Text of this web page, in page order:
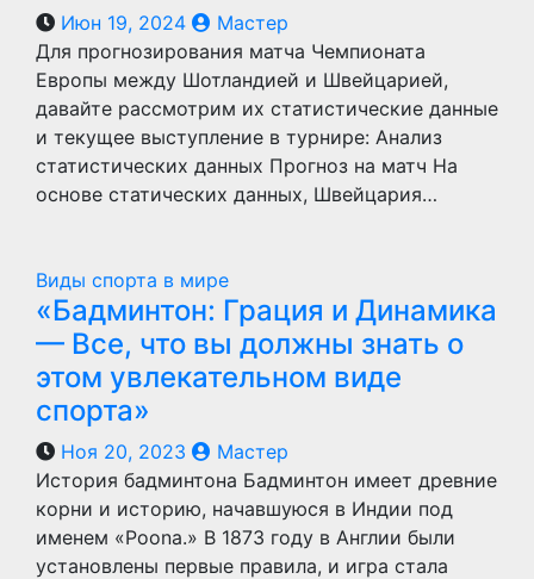
Июн 19, 2024
Мастер
Для прогнозирования матча Чемпионата
Европы между Шотландией и Швейцарией,
давайте рассмотрим их статистические данные
и текущее выступление в турнире: Анализ
статистических данных Прогноз на матч На
основе cтатических данных, Швейцария…
Виды спорта в мире
«Бадминтон: Грация и Динамика
— Все, что вы должны знать о
этом увлекательном виде
спорта»
Ноя 20, 2023
Мастер
История бадминтона Бадминтон имеет древние
корни и историю, начавшуюся в Индии под
именем «Poona.» В 1873 году в Англии были
установлены первые правила, и игра стала